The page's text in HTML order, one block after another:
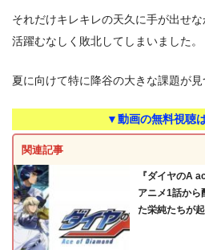
それだけキレキレの天久に手が出せ
活躍むなしく敗北してしまいました。
夏に向けて特に降谷の大きな課題が見
▼動画の無料視聴
関連記事
『ダイヤのA
アニメ1話から
た栄純たちが